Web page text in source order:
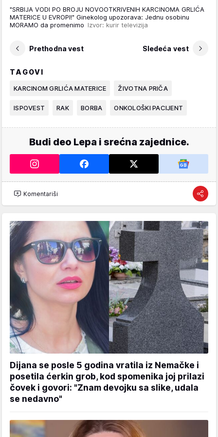
"SRBIJA VODI PO BROJU NOVOOTKRIVENIH KARCINOMA GRLIĆA
MATERICE U EVROPI!" Ginekolog upozorava: Jednu osobinu
MORAMO da promenimo Izvor: kurir televizija
Prethodna vest Sledeća vest
TAGOVI
KARCINOM GRLIĆA MATERICE ŽIVOTNA PRIČA
ISPOVEST RAK BORBA ONKOLOŠKI PACIJENT
Budi deo Lepa i srećna zajednice.
Komentariši
Dijana se posle 5 godina vratila iz Nemačke i
posetila ćerkin grob, kod spomenika joj prilazi
čovek i govori: "Znam devojku sa slike, udala
se nedavno"